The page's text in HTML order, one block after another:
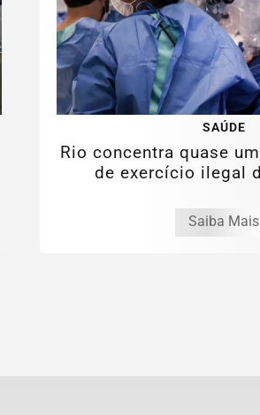
SAÚDE
Rio concentra quase
de exercício ilegal
Saiba Mais